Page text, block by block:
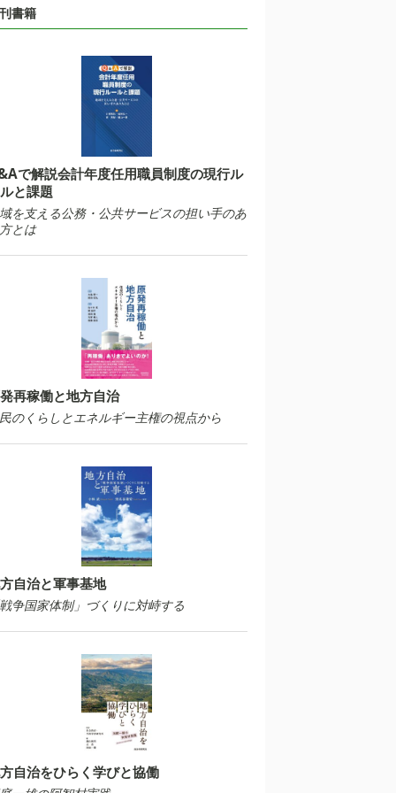
書籍
で解説会計年度任用職員制度の現行ル
と課題
を支える公務・公共サービスの担い手のあ
とは
再稼働と地方自治
のくらしとエネルギー主権の視点から
自治と軍事基地
戦争国家体制」づくりに対峙する
自治をひらく学びと協働